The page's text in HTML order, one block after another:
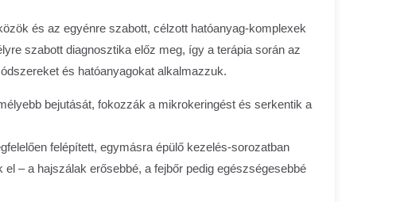
és az egyénre szabott, célzott hatóanyag-komplexek
szabott diagnosztika előz meg, így a terápia során az
és hatóanyagokat alkalmazzuk.
bejutását, fokozzák a mikrokeringést és serkentik a
felépített, egymásra épülő kezelés-sorozatban
– a hajszálak erősebbé, a fejbőr pedig egészségesebbé